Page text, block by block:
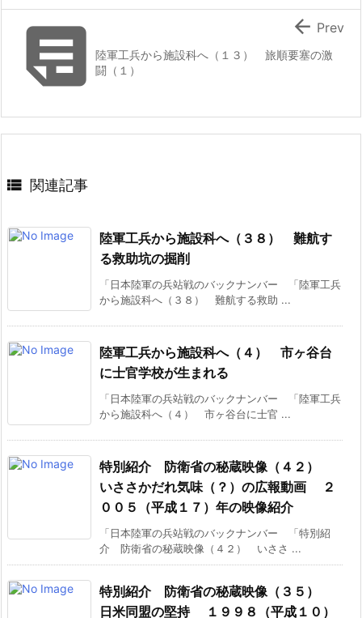
陸軍工兵から施設科へ（１３） 旅順要塞の激
闘（１）
 Prev
 関連記事
陸軍工兵から施設科へ（３８） 難航す
る救助坑の掘削
「日本陸軍の兵站戦のバックナンバー 「陸軍工兵
から施設科へ（３８） 難航する救助 ...
陸軍工兵から施設科へ（４） 市ヶ谷台
に士官学校が生まれる
「日本陸軍の兵站戦のバックナンバー 「陸軍工兵
から施設科へ（４） 市ヶ谷台に士官 ...
特別紹介 防衛省の秘蔵映像（４２）
いささかだれ気味（？）の広報動画 ２
００５（平成１７）年の映像紹介
「日本陸軍の兵站戦のバックナンバー 「特別紹
介 防衛省の秘蔵映像（４２） いささ ...
特別紹介 防衛省の秘蔵映像（３５）
日米同盟の堅持 １９９８（平成１０）